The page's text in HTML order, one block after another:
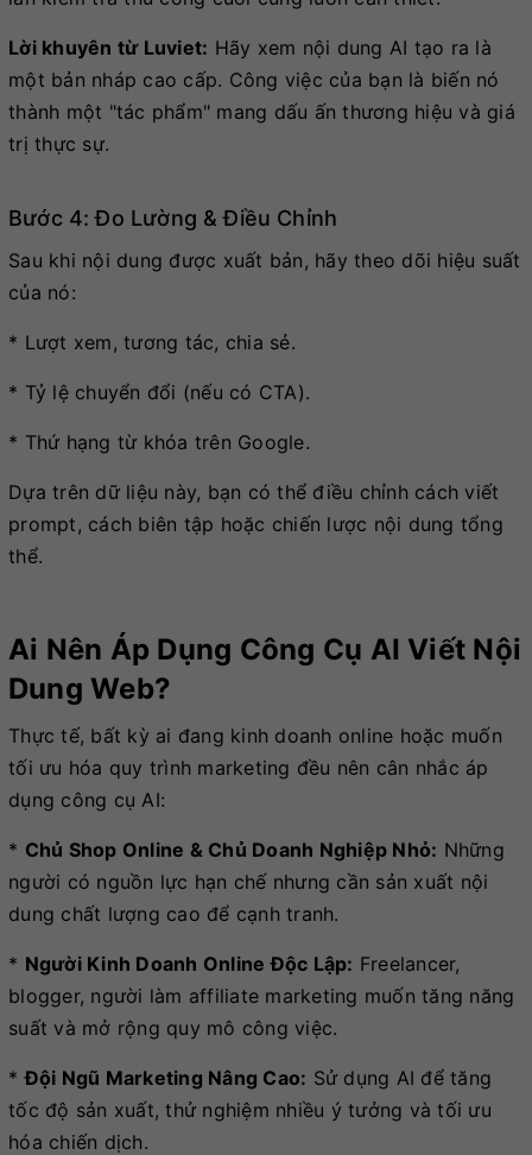
Lời khuyên từ Luviet: Hãy xem nội dung AI tạo ra là
một bản nháp cao cấp. Công việc của bạn là biến nó
thành một "tác phẩm" mang dấu ấn thương hiệu và giá
trị thực sự.
Bước 4: Đo Lường & Điều Chỉnh
Sau khi nội dung được xuất bản, hãy theo dõi hiệu suất
của nó:
* Lượt xem, tương tác, chia sẻ.
* Tỷ lệ chuyển đổi (nếu có CTA).
* Thứ hạng từ khóa trên Google.
Dựa trên dữ liệu này, bạn có thể điều chỉnh cách viết
prompt, cách biên tập hoặc chiến lược nội dung tổng
thể.
Ai Nên Áp Dụng Công Cụ AI Viết Nội
Dung Web?
Thực tế, bất kỳ ai đang kinh doanh online hoặc muốn
tối ưu hóa quy trình marketing đều nên cân nhắc áp
dụng công cụ AI:
* Chủ Shop Online & Chủ Doanh Nghiệp Nhỏ: Những
người có nguồn lực hạn chế nhưng cần sản xuất nội
dung chất lượng cao để cạnh tranh.
* Người Kinh Doanh Online Độc Lập: Freelancer,
blogger, người làm affiliate marketing muốn tăng năng
suất và mở rộng quy mô công việc.
*Đội Ngũ Marketing Nâng Cao: Sử dụng AI để tăng
tốc độ sản xuất, thử nghiệm nhiều ý tưởng và tối ưu
hóa chiến dịch.